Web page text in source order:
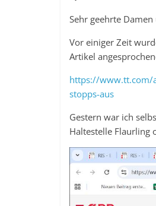
Sehr geehrte
Vor einiger Zeit
Artikel
https://www.tt.com/
stopps-aus
Gestern war ich
Haltestelle Flaurling